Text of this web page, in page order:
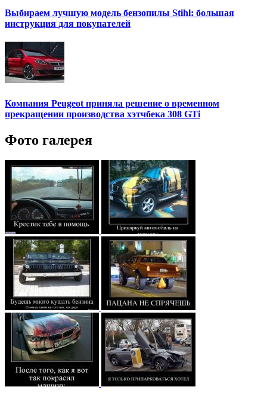
Выбираем лучшую модель бензопилы Stihl: большая
инструкция для покупателей
Компания Peugeot приняла решение о временном
прекращении производства хэтчбека 308 GTi
Фото галерея